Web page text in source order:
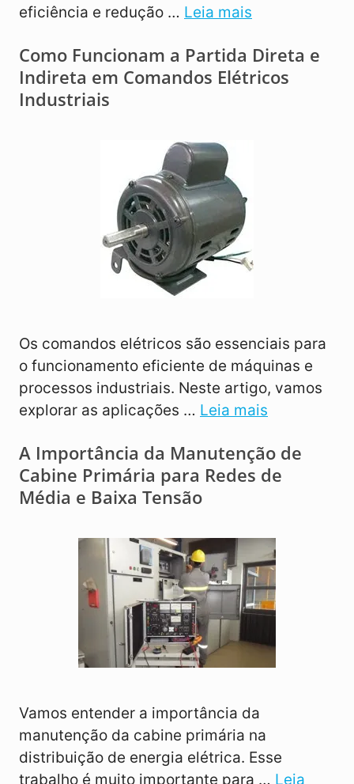
eficiência e redução … Leia mais
Como Funcionam a Partida Direta e
Indireta em Comandos Elétricos
Industriais
Os comandos elétricos são essenciais para
o funcionamento eficiente de máquinas e
processos industriais. Neste artigo, vamos
explorar as aplicações … Leia mais
A Importância da Manutenção de
Cabine Primária para Redes de
Média e Baixa Tensão
Vamos entender a importância da
manutenção da cabine primária na
distribuição de energia elétrica. Esse
trabalho é muito importante para … Leia